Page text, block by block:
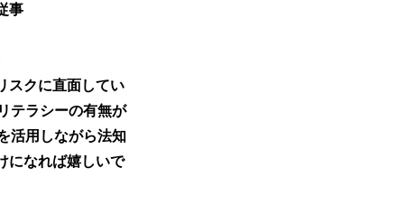
事
スクに直面してい
テラシーの有無が
活用しながら法知
になれば嬉しいで